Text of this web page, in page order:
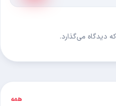
دیدگاه می‌گذارد.
همه